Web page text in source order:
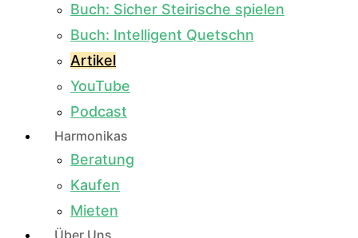
Buch: Sicher Steirische spielen
Buch: Intelligent Quetschn
Artikel
YouTube
Podcast
Harmonikas
Beratung
Kaufen
Mieten
Über Uns